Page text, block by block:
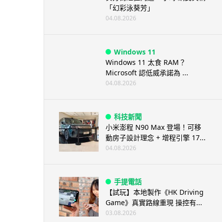
「幻彩泳葵芳」
04.08.2026
Windows 11
Windows 11 太食 RAM？
Microsoft 認低威承諾為 ...
04.08.2026
科技新聞
小米澎程 N90 Max 登場！可移
動房子設計理念 + 增程引擎 17...
04.08.2026
手提電話
【試玩】本地製作《HK Driving
Game》真實路線重現 操控有...
03.08.2026